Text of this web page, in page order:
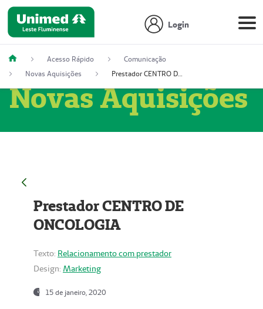
Login
Acesso Rápido
Comunicação
Novas Aquisições
Prestador CENTRO DE ONCOLOGIA
Novas Aquisições
Prestador CENTRO DE
ONCOLOGIA
Texto: Relacionamento com prestador
Design: Marketing
15 de janeiro, 2020